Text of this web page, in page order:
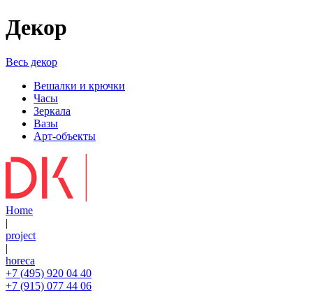
Декор
Весь декор
Вешалки и крючки
Часы
Зеркала
Вазы
Арт-объекты
Home
|
project
|
horeca
+7 (495) 920 04 40
+7 (915) 077 44 06